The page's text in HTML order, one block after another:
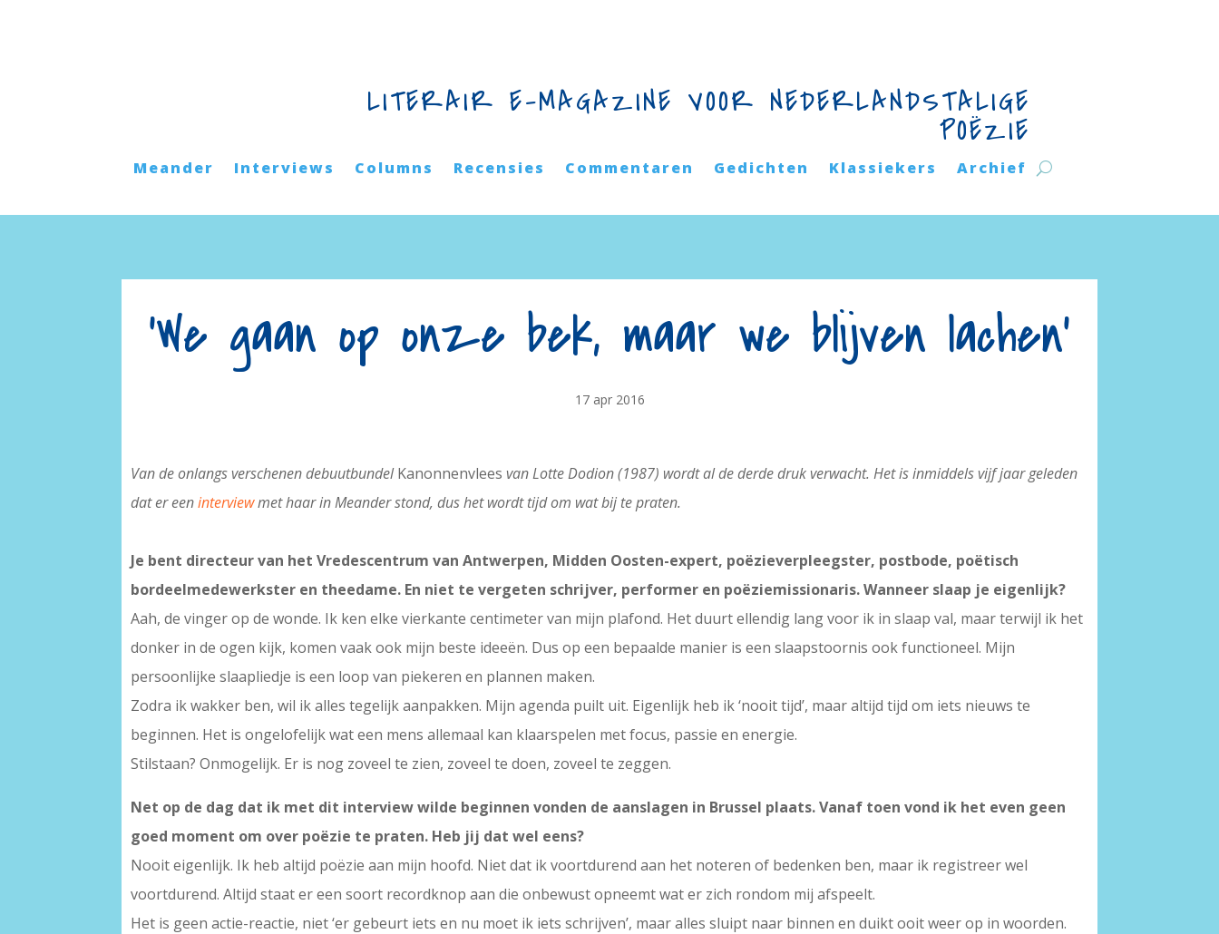
LITERAIR E-MAGAZINE VOOR NEDERLANDSTALIGE
POËZIE
Meander Interviews Columns Recensies Commentaren Gedichten Klassiekers Archief
‘We gaan op onze bek, maar we blijven lachen’
17 apr 2016
Van de onlangs verschenen debuutbundelKanonnenvleesvan Lotte Dodion (1987) wordt al de derde druk verwacht. Het is inmiddels vijf jaar geleden
dat er eeninterviewmet haar in Meander stond, dus het wordt tijd om wat bij te praten.
Je bent directeur van het Vredescentrum van Antwerpen, Midden Oosten-expert, poëzieverpleegster, postbode, poëtisch
bordeelmedewerkster en theedame. En niet te vergeten schrijver, performer en poëziemissionaris. Wanneer slaap je eigenlijk?
Aah, de vinger op de wonde. Ik ken elke vierkante centimeter van mijn plafond. Het duurt ellendig lang voor ik in slaap val, maar terwijl ik het
donker in de ogen kijk, komen vaak ook mijn beste ideeën. Dus op een bepaalde manier is een slaapstoornis ook functioneel. Mijn
persoonlijke slaapliedje is een loop van piekeren en plannen maken.
Zodra ik wakker ben, wil ik alles tegelijk aanpakken. Mijn agenda puilt uit. Eigenlijk heb ik ‘nooit tijd’, maar altijd tijd om iets nieuws te
beginnen. Het is ongelofelijk wat een mens allemaal kan klaarspelen met focus, passie en energie.
Stilstaan? Onmogelijk. Er is nog zoveel te zien, zoveel te doen, zoveel te zeggen.
Net op de dag dat ik met dit interview wilde beginnen vonden de aanslagen in Brussel plaats. Vanaf toen vond ik het even geen
goed moment om over poëzie te praten. Heb jij dat wel eens?
Nooit eigenlijk. Ik heb altijd poëzie aan mijn hoofd. Niet dat ik voortdurend aan het noteren of bedenken ben, maar ik registreer wel
voortdurend. Altijd staat er een soort recordknop aan die onbewust opneemt wat er zich rondom mij afspeelt.
Het is geen actie-reactie, niet ‘er gebeurt iets en nu moet ik iets schrijven’, maar alles sluipt naar binnen en duikt ooit weer op in woorden.